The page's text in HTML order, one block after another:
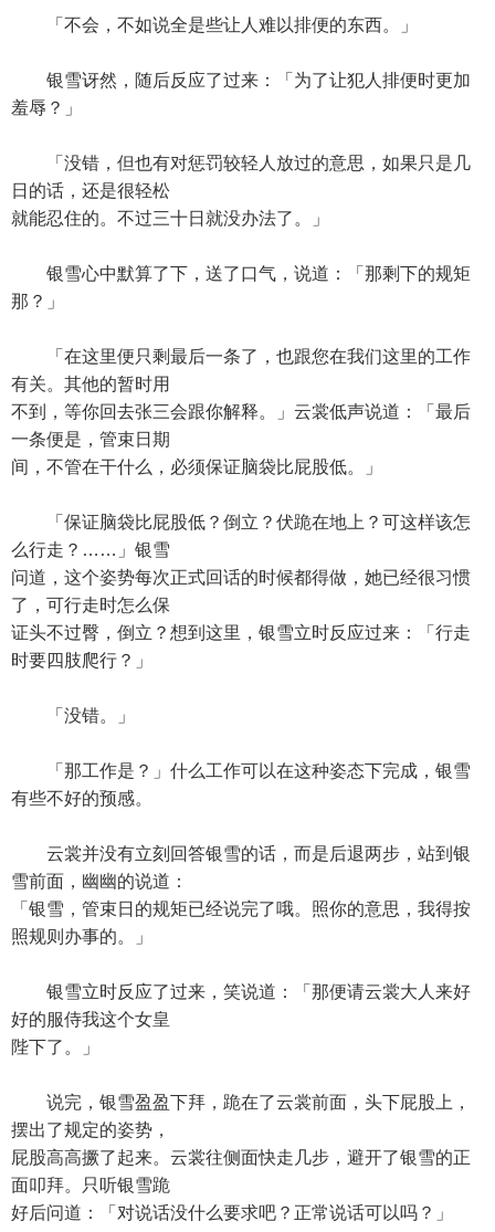
「不会，不如说全是些让人难以排便的东西。」
银雪讶然，随后反应了过来：「为了让犯人排便时更加
羞辱？」
「没错，但也有对惩罚较轻人放过的意思，如果只是几
日的话，还是很轻松
就能忍住的。不过三十日就没办法了。」
银雪心中默算了下，送了口气，说道：「那剩下的规矩
那？」
「在这里便只剩最后一条了，也跟您在我们这里的工作
有关。其他的暂时用
不到，等你回去张三会跟你解释。」云裳低声说道：「最后
一条便是，管束日期
间，不管在干什么，必须保证脑袋比屁股低。」
「保证脑袋比屁股低？倒立？伏跪在地上？可这样该怎
么行走？……」银雪
问道，这个姿势每次正式回话的时候都得做，她已经很习惯
了，可行走时怎么保
证头不过臀，倒立？想到这里，银雪立时反应过来：「行走
时要四肢爬行？」
「没错。」
「那工作是？」什么工作可以在这种姿态下完成，银雪
有些不好的预感。
云裳并没有立刻回答银雪的话，而是后退两步，站到银
雪前面，幽幽的说道：
「银雪，管束日的规矩已经说完了哦。照你的意思，我得按
照规则办事的。」
银雪立时反应了过来，笑说道：「那便请云裳大人来好
好的服侍我这个女皇
陛下了。」
说完，银雪盈盈下拜，跪在了云裳前面，头下屁股上，
摆出了规定的姿势，
屁股高高撅了起来。云裳往侧面快走几步，避开了银雪的正
面叩拜。只听银雪跪
好后问道：「对说话没什么要求吧？正常说话可以吗？」